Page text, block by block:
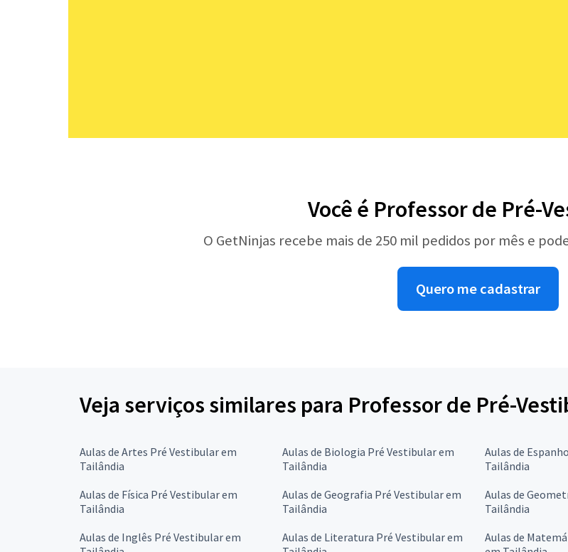
Você é Professor de Pré-
O GetNinjas recebe mais de 250 mil pedidos por mês e
Quero me cadastrar
Veja serviços similares para Professor de Pré-
Aulas de Artes Pré Vestibular em
Tailândia
Aulas de Biologia Pré Vestibular em
Tailândia
Aulas de
Tailândia
Aulas de Física Pré Vestibular em
Tailândia
Aulas de Geografia Pré Vestibular em
Tailândia
Aulas de
Tailândia
Aulas de Inglês Pré Vestibular em
Aulas de Literatura Pré Vestibular em
Aulas de